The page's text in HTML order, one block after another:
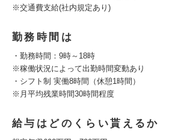
※交通費支給(社内規定あり)
勤務時間は
・勤務時間：9時～18時
※稼働状況によって出勤時間変動あり
・シフト制 実働8時間（休憩1時間）
※月平均残業時間30時間程度
給与はどのくらい貰えるか